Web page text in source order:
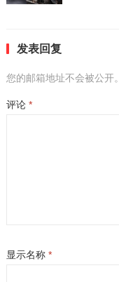
发表回复
您的邮箱地址不会被公开。
评论 *
显示名称 *